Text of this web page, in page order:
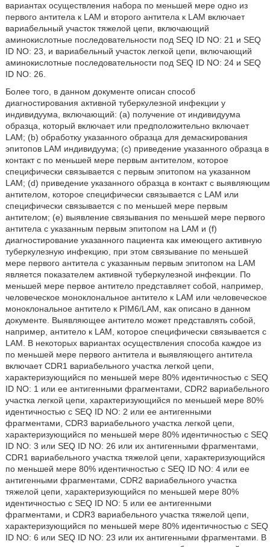
вариантах осуществления набора по меньшей мере одно из
первого антитела к LAM и второго антитела к LAM включает
вариабельный участок тяжелой цепи, включающий
аминокислотные последовательности под SEQ ID NO: 21 и SEQ
ID NO: 23, и вариабельный участок легкой цепи, включающий
аминокислотные последовательности под SEQ ID NO: 24 и SEQ
ID NO: 26.
Более того, в данном документе описан способ
диагностирования активной туберкулезной инфекции у
индивидуума, включающий: (а) получение от индивидуума
образца, который включает или предположительно включает
LAM; (b) обработку указанного образца для демаскирования
эпитопов LAM индивидуума; (с) приведение указанного образца в
контакт с по меньшей мере первым антителом, которое
специфически связывается с первым эпитопом на указанном
LAM; (d) приведение указанного образца в контакт с выявляющим
антителом, которое специфически связывается с LAM или
специфически связывается с по меньшей мере первым
антителом; (е) выявление связывания по меньшей мере первого
антитела с указанным первым эпитопом на LAM и (f)
диагностирование указанного пациента как имеющего активную
туберкулезную инфекцию, при этом связывание по меньшей
мере первого антитела с указанным первым эпитопом на LAM
является показателем активной туберкулезной инфекции. По
меньшей мере первое антитело представляет собой, например,
человеческое моноклональное антитело к LAM или человеческое
моноклональное антитело к PIM6/LAM, как описано в данном
документе. Выявляющее антитело может представлять собой,
например, антитело к LAM, которое специфически связывается с
LAM. В некоторых вариантах осуществления способа каждое из
по меньшей мере первого антитела и выявляющего антитела
включает CDR1 вариабельного участка легкой цепи,
характеризующийся по меньшей мере 80% идентичностью с SEQ
ID NO: 1 или ее антигенными фрагментами, CDR2 вариабельного
участка легкой цепи, характеризующийся по меньшей мере 80%
идентичностью с SEQ ID NO: 2 или ее антигенными
фрагментами, CDR3 вариабельного участка легкой цепи,
характеризующийся по меньшей мере 80% идентичностью с SEQ
ID NO: 3 или SEQ ID NO: 26 или их антигенными фрагментами,
CDR1 вариабельного участка тяжелой цепи, характеризующийся
по меньшей мере 80% идентичностью с SEQ ID NO: 4 или ее
антигенными фрагментами, CDR2 вариабельного участка
тяжелой цепи, характеризующийся по меньшей мере 80%
идентичностью с SEQ ID NO: 5 или ее антигенными
фрагментами, и CDR3 вариабельного участка тяжелой цепи,
характеризующийся по меньшей мере 80% идентичностью с SEQ
ID NO: 6 или SEQ ID NO: 23 или их антигенными фрагментами. В